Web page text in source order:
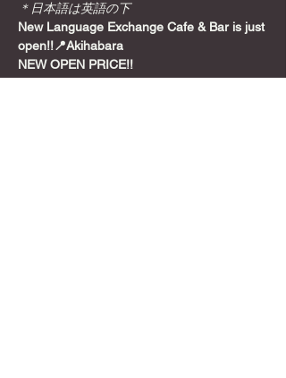
＊日本語は英語の下
New Language Exchange Cafe & Bar is just
open!!📍Akihabara
NEW OPEN PRICE!!